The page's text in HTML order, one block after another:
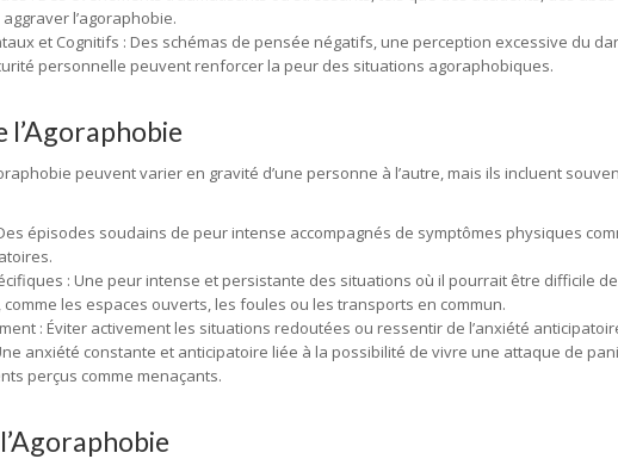
l’agoraphobie.
et Cognitifs : Des schémas de pensée négatifs, une perception excessive du
personnelle peuvent renforcer la peur des situations agoraphobiques.
l’Agoraphobie
peuvent varier en gravité d’une personne à l’autre, mais ils incluent
épisodes soudains de peur intense accompagnés de symptômes physiques
: Une peur intense et persistante des situations où il pourrait être difficile
comme les espaces ouverts, les foules ou les transports en commun.
: Éviter activement les situations redoutées ou ressentir de l’anxiété
anxiété constante et anticipatoire liée à la possibilité de vivre une attaque de
perçus comme menaçants.